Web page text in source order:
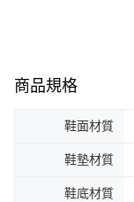
商品規格
鞋面材質
鞋墊材質
鞋底材質